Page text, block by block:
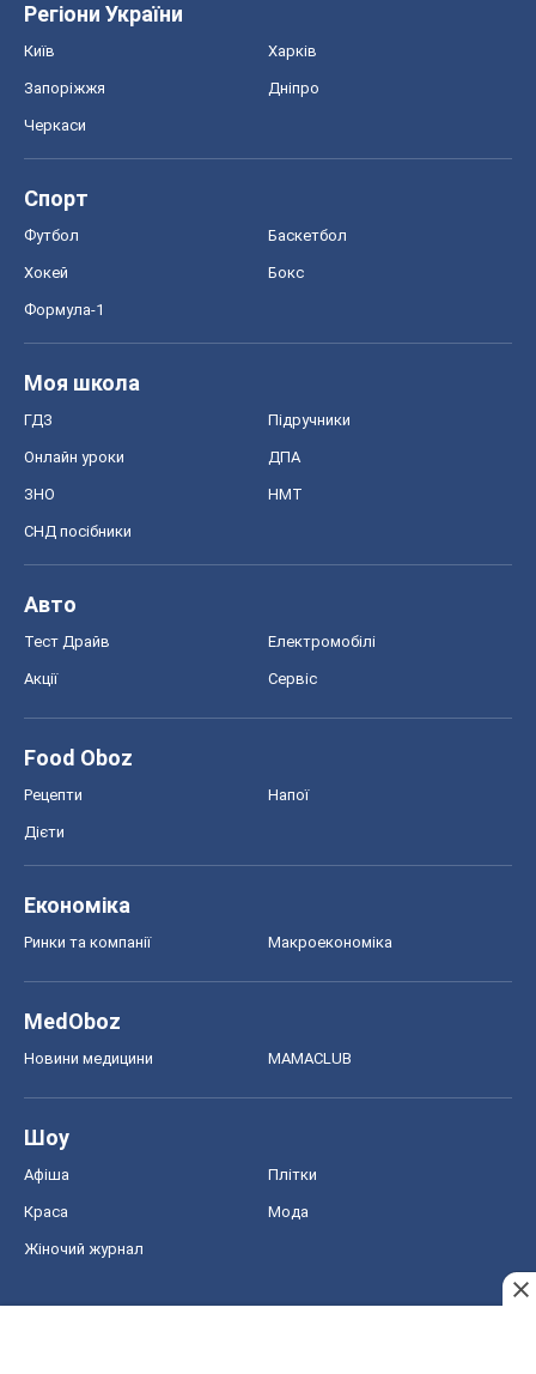
Регіони України
Київ Харків
Запоріжжя Дніпро
Черкаси
Спорт
Футбол Баскетбол
Хокей Бокс
Формула-1
Моя школа
ГДЗ Підручники
Онлайн уроки ДПА
ЗНО НМТ
СНД посібники
Авто
Тест Драйв Електромобілі
Акції Сервіс
Food Oboz
Рецепти Напої
Дієти
Економіка
Ринки та компанії Макроекономіка
MedOboz
Новини медицини MAMACLUB
Шоу
Афіша Плітки
Краса Мода
Жіночий журнал